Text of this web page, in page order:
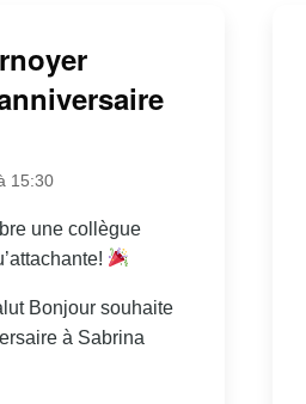
15:30
une collègue
Bonjour souhaite
à Sabrina